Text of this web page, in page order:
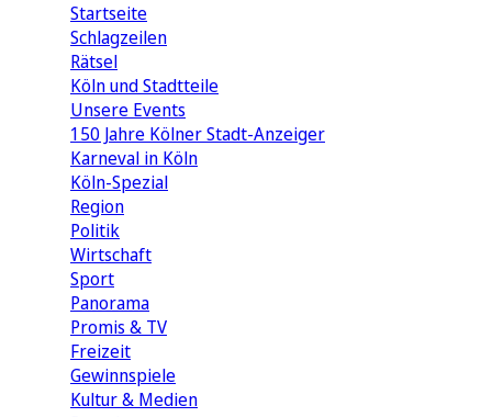
Startseite
Schlagzeilen
Rätsel
Köln und Stadtteile
Unsere Events
150 Jahre Kölner Stadt-Anzeiger
Karneval in Köln
Köln-Spezial
Region
Politik
Wirtschaft
Sport
Panorama
Promis & TV
Freizeit
Gewinnspiele
Kultur & Medien